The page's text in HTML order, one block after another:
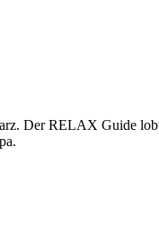
Der RELAX Guide